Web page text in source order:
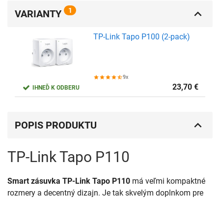
VARIANTY 1
IHNEĎ K ODBERU
TP-Link Tapo P100 (2-pack)
9x
23,70 €
POPIS PRODUKTU
TP-Link Tapo P110
Smart zásuvka TP-Link Tapo P110 má veľmi kompaktné
rozmery a decentný dizajn. Je tak skvelým doplnkom pre